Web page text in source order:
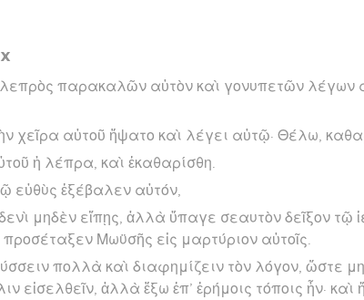
λεπρὸς παρακαλῶν αὐτὸν καὶ γονυπετῶν λέγων
χεῖρα αὐτοῦ ἥψατο καὶ λέγει αὐτῷ· Θέλω,
ἡ λέπρα, καὶ ἐκαθαρίσθη.
εὐθὺς ἐξέβαλεν αὐτόν,
μηδὲν εἴπῃς, ἀλλὰ ὕπαγε σεαυτὸν δεῖξον τῷ
Μωϋσῆς εἰς μαρτύριον αὐτοῖς.
πολλὰ καὶ διαφημίζειν τὸν λόγον, ὥστε
εἰσελθεῖν, ἀλλὰ ἔξω ἐπ’ ἐρήμοις τόποις ἦν· καὶ